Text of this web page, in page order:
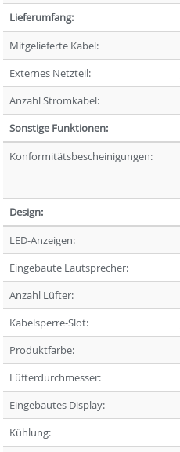
Lieferumfang:
Mitgelieferte Kabel:
Externes Netzteil:
Anzahl Stromkabel:
Sonstige Funktionen:
Konformitätsbescheinigungen:
Design:
LED-Anzeigen:
Eingebaute Lautsprecher:
Anzahl Lüfter:
Kabelsperre-Slot:
Produktfarbe:
Lüfterdurchmesser:
Eingebautes Display:
Kühlung: